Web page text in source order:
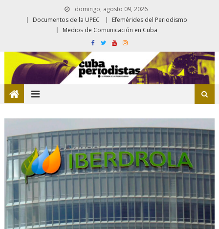
domingo, agosto 09, 2026
Documentos de la UPEC
Efemérides del Periodismo
Medios de Comunicación en Cuba